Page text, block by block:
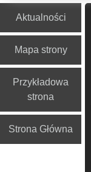
Aktualności
Mapa strony
Przykładowa
strona
Strona Główna